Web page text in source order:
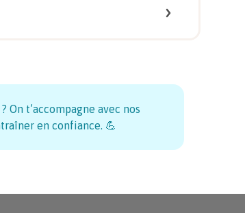
On t’accompagne avec nos
en confiance. 💪